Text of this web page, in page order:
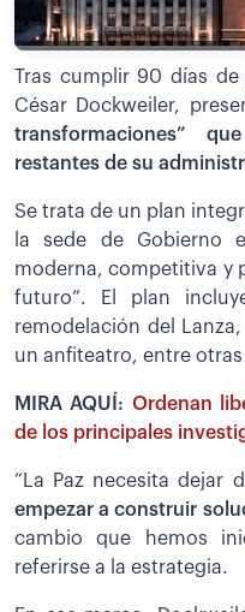
Tras cumplir 90 días
César Dockweiler,
transformaciones”
restantes de su
Se trata de un plan
la sede de Gobierno
moderna, competitiva y
futuro”. El plan
remodelación del
un anfiteatro, entre otras
MIRA AQUÍ: Ordenan
de los principales
“La Paz necesita dejar
empezar a construir
cambio que hemos
referirse a la estrategia.